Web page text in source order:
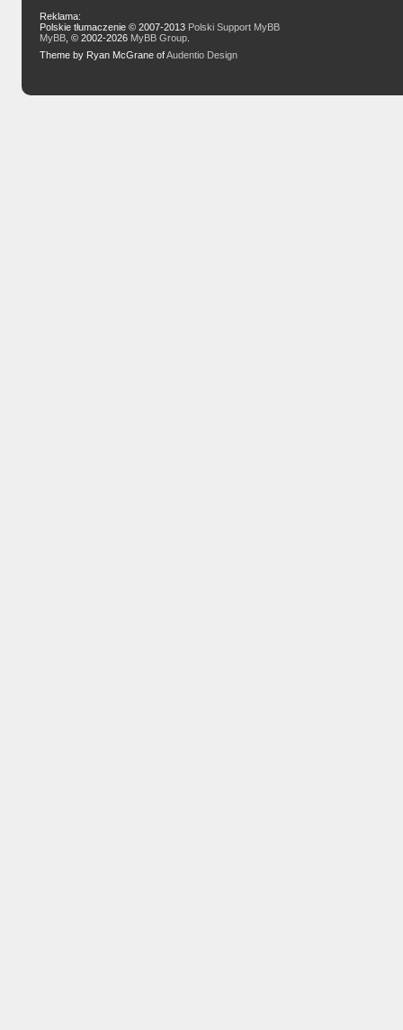
Reklama:
Polskie tłumaczenie © 2007-2013 Polski Support MyBB
MyBB, © 2002-2026 MyBB Group.
Theme by Ryan McGrane ofAudentio Design